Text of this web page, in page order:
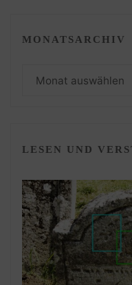
MONATSARCHIV
LESEN UND